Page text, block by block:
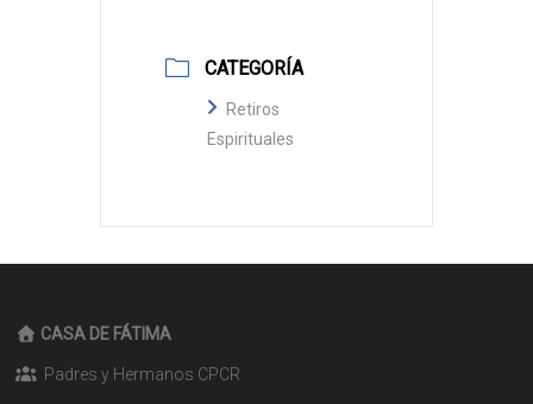
CATEGORÍA
Retiros
Espirituales
CASA DE FÁTIMA
Padres y Hermanos CPCR